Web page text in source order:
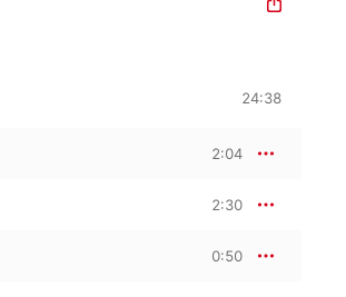
24:38
2:04
2:30
0:50